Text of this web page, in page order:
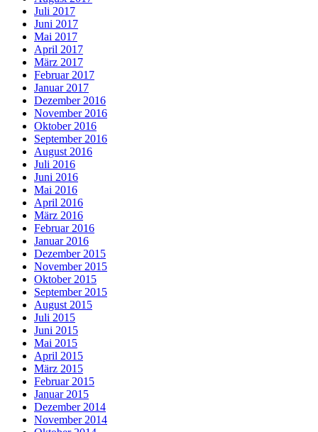
Juli 2017
Juni 2017
Mai 2017
April 2017
März 2017
Februar 2017
Januar 2017
Dezember 2016
November 2016
Oktober 2016
September 2016
August 2016
Juli 2016
Juni 2016
Mai 2016
April 2016
März 2016
Februar 2016
Januar 2016
Dezember 2015
November 2015
Oktober 2015
September 2015
August 2015
Juli 2015
Juni 2015
Mai 2015
April 2015
März 2015
Februar 2015
Januar 2015
Dezember 2014
November 2014